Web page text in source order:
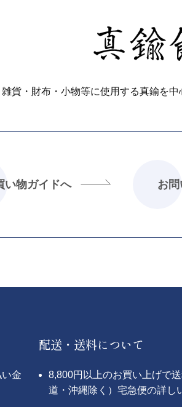
貨・財布・小物等に使用する真鍮を
い物ガイドへ お
金
配送・送料について
8,800円以上のお買い上げで
道・沖縄除く）宅急便の詳し